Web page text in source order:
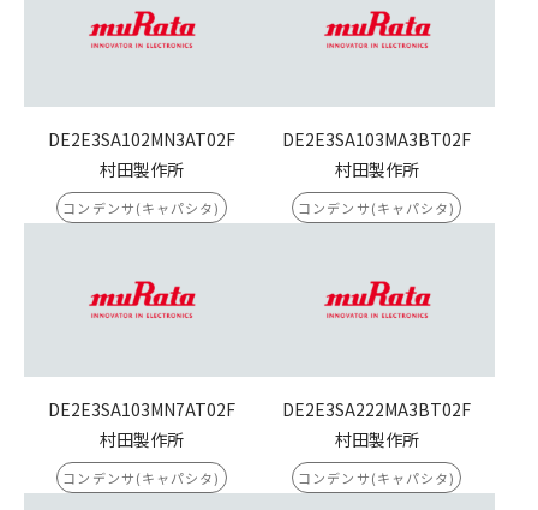
DE2E3SA102MN3AT02F
村田製作所
コンデンサ(キャパシタ)
DE2E3SA103MA3BT02F
村田製作所
コンデンサ(キャパシタ)
DE2E3SA103MN7AT02F
村田製作所
コンデンサ(キャパシタ)
DE2E3SA222MA3BT02F
村田製作所
コンデンサ(キャパシタ)